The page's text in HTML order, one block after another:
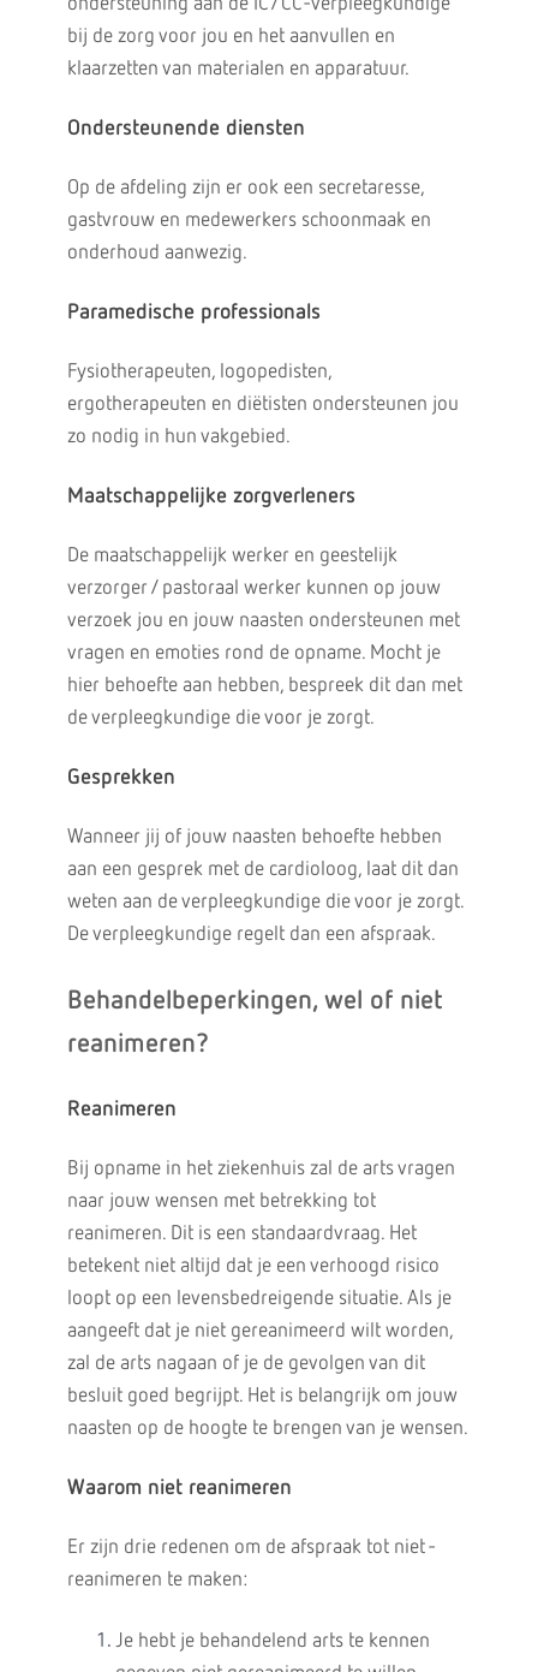
ondersteuning aan de IC/CC-verpleegkundige
bij de zorg voor jou en het aanvullen en
klaarzetten van materialen en apparatuur.
Ondersteunende diensten
Op de afdeling zijn er ook een secretaresse,
gastvrouw en medewerkers schoonmaak en
onderhoud aanwezig.
Paramedische professionals
Fysiotherapeuten, logopedisten,
ergotherapeuten en diëtisten ondersteunen jou
zo nodig in hun vakgebied.
Maatschappelijke zorgverleners
De maatschappelijk werker en geestelijk
verzorger / pastoraal werker kunnen op jouw
verzoek jou en jouw naasten ondersteunen met
vragen en emoties rond de opname. Mocht je
hier behoefte aan hebben, bespreek dit dan met
de verpleegkundige die voor je zorgt.
Gesprekken
Wanneer jij of jouw naasten behoefte hebben
aan een gesprek met de cardioloog, laat dit dan
weten aan de verpleegkundige die voor je zorgt.
De verpleegkundige regelt dan een afspraak.
Behandelbeperkingen, wel of niet
reanimeren?
Reanimeren
Bij opname in het ziekenhuis zal de arts vragen
naar jouw wensen met betrekking tot
reanimeren. Dit is een standaardvraag. Het
betekent niet altijd dat je een verhoogd risico
loopt op een levensbedreigende situatie. Als je
aangeeft dat je niet gereanimeerd wilt worden,
zal de arts nagaan of je de gevolgen van dit
besluit goed begrijpt. Het is belangrijk om jouw
naasten op de hoogte te brengen van je wensen.
Waarom niet reanimeren
Er zijn drie redenen om de afspraak tot niet -
reanimeren te maken:
Je hebt je behandelend arts te kennen